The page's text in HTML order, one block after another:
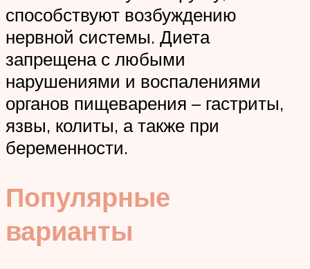
способствуют возбуждению
нервной системы. Диета
запрещена с любыми
нарушениями и воспалениями
органов пищеварения – гастриты,
язвы, колиты, а также при
беременности.
Популярные
варианты